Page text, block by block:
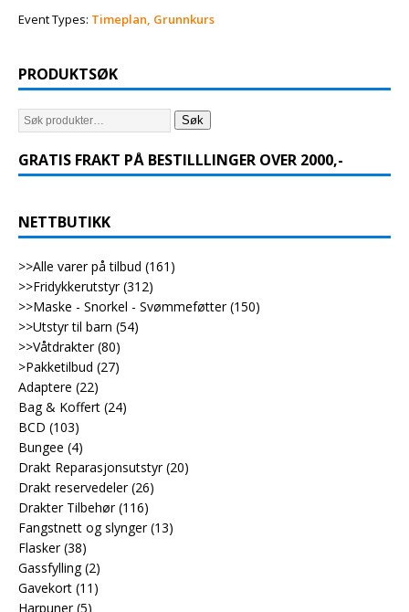
Event Types: Timeplan, Grunnkurs
PRODUKTSØK
Søk
GRATIS FRAKT PÅ BESTILLLINGER OVER 2000,-
NETTBUTIKK
>>Alle varer på tilbud (161)
>>Fridykkerutstyr (312)
>>Maske - Snorkel - Svømmeføtter (150)
>>Utstyr til barn (54)
>>Våtdrakter (80)
>Pakketilbud (27)
Adaptere (22)
Bag & Koffert (24)
BCD (103)
Bungee (4)
Drakt Reparasjonsutstyr (20)
Drakt reservedeler (26)
Drakter Tilbehør (116)
Fangstnett og slynger (13)
Flasker (38)
Gassfylling (2)
Gavekort (11)
Harpuner (5)